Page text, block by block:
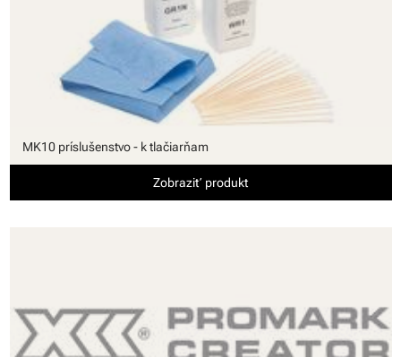
MK10 príslušenstvo - k tlačiarňam
Zobraziť produkt